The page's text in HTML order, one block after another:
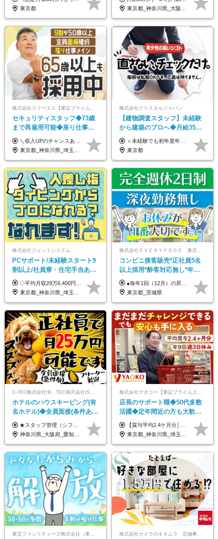
50代活躍/S102
東京都
給取得日数14.9日
東京都_神奈川県_大阪府_愛知県_北海道_宮城県_静岡県_京都府_広島県_福岡県
株式会社スリーエス【東証プライム上場グループ】
セキュリティスタッフ◆73歳
まで再雇用可能◆座り仕事中
心◆東証プライム上場G◆応
募者全員面接◆賞与年2回
＼収入UPのチャンスあり◎昇給も可能です！／ ◆正社員 月給(地域による）＋グレード手当、深夜手当、残業代（全額支給）等の各種手当＋賞与年2回 ＜東京都／神奈川県（横浜市）＞ 月給21万4000円～27万円 ＜埼玉県／千葉県＞ 月給19万90000円～25万1000円 ＜栃木県／茨城県／山梨県＞ 月給18万4000円～23万6000円 【試用期間】 正社員：3ヵ月 アルバイト：なし ※試用期間と本採用後の給与・待遇に差異はありません ※グレード手当、深夜手当の詳細額は面接にてご案内させていただきます ※正社員は60歳定年のため、60代の方は嘱託社員での採用です。給与条件は嘱託給与となり、退職金と賞与がありません ＼正社員は「グレード認定制」という評価あり！制度勤続年数等に応じて入社時から手当を支給／ ◆グレードI：＋2000円（入社時～） ◆グレードII：＋5000円（在籍1年以上＆当社基準に当てはまる方） ◆グレードIII：＋1万円（社内試験の合格者） ◆アルバイト・パート 東京都:時給1226円 神奈川県:時給1225円 千葉県：時給1140円 埼玉県:時給1141円 栃木県:1068円 茨城県:1074円 山梨県:1052円
東京都_神奈川県_埼玉県_千葉県_茨城県_栃木県_山梨県
株式会社クリスタルジャパン
【建物調査スタッフ】未経験
から建築のプロへ◆月給35万
円～＋賞与年2回◆官公庁・
UR直取引◆残業月10h
＜未経験でも初年度年収490万円～＞ ◆月給35万円～65万円＋賞与年2回（7月・12月） 【なぜ未経験に35万円を払えるのか】 UR都市機構様・日本郵政様・官公庁との直取引で中間マージンがなく、修繕・緊急対応だけで年4,000～5,000件。仕事が途切れない基盤があるため、調査を担う人材に相応の給与を支払えます。 【昇給について】 年齢や社歴ではなく、成長と貢献に応じて昇給する仕組みです。1回の昇給で年収100万円UPした社員もいます。 ※経験・スキルに応じて加給・優遇いたします ※試用期間3ヶ月（その間の給与・待遇に差異はありません） ※上記月給には、固定残業代（月45時間分／8.8万円～16.5万円）を含みます。超過分は別途全額支給します ※実際の残業は月平均10時間程度です。固定残業代は残業の有無にかかわらず全額支給します 【固定残業代について】 固定残業45時間分（88,000円～165,000円）を含む ※超過分は別途全額支給
東京都
株式会社ジェットシステム
PCサポート/未経験スタート9
割以上/社員寮・住宅手当あり/
正社員デビューOK/20代～30
代活躍中/全国募集
◇平均月収29万6,400円(各種手当含む) ◇住宅手当⇒最大家賃の半額支給 ◇賞与年2回支給 ■月給22万5,000円以上＋地域手当＋時間外手当＋住宅手当＋家族手当 ※経験やスキルに応じて給与を決定します ※試用期間2ヶ月あり（期間内は時給1,060円以上となります） └地域により上がる可能性があり／例：東京都時給1,370円 └その他待遇に差異なし ＜モデル月収例＞ 1年目：296,400円 3年目：320,000円 【固定残業代について】 なし（残業代は、実際の労働時間に応じて別途全額支給）
東京都_神奈川県_埼玉県_千葉県_大阪府_愛知県_北海道_青森県_岩手県_宮城県_秋田県_山形県_福島県_茨城県_群馬県_新潟県_山梨県_長野県_富山県_石川県_静岡県_岐阜県_三重県_兵庫県_京都府_滋賀県_奈良県_和歌山県_広島県_岡山県_鳥取県_島根県_山口県_徳島県_香川県_愛媛県_高知県_福岡県_熊本県_佐賀県_長崎県_大分県_宮崎県_沖縄県
コンビニ接客販売*正社員5名
以上採用*酔客対応無し*年休
120日～*創業59年の安定基盤*
コンビニ経験者優遇
●毎年1回（12月）の昇給で給与にしっかり反映！ ●賞与年2回あり（6月・12月） 月給26万円＋賞与年2回＋交通費全額支給 役職の有無にかかわらず、日々の頑張りは正当に評価します！ リーダー・店長昇格後は等級に合わせて給与UP＋役職手当があるので、 納得感を持って働くことができます◎ ※経験・スキルを考慮の上、決定します ※上記金額には固定残業代（21時間分・3万7300円以上）を含みます。超過分は別途全額支給します ※試用期間3ヶ月間あり（期間中の給与・待遇に差異はありません）
東京都_茨城県
ホテルのハウスキーピング(有
名ホテル)◆全員面接(条件あ
り)◆未経験OK◆リゾート地
も選べる◆月25万円
★スタッフ管理（シフト調整など）の経験があれば【月給28万円以上】 ★賞与支給実績：基本給の2ヶ月分～3ヶ月分 ＝＝ライフスタイルに合わせて働き方を選べます＝＝ ■正社員 ＜未経験者＞月給25万円(寮なしの場合)～35万円＋賞与年2回 ＜経験者＞月給28万円～35万円＋賞与年2回 ※寮をご利用の場合は月給22万円～ ※経験やスキルに応じて決定します ※残業代全額支給 ※試用期間（3ヶ月間）中の雇用形態や待遇に差異はありません ※正社員の場合、転勤の可能性あり ■契約社員 月給22万円～＋残業代全額支給 ※契約社員の場合、賞与の支給および転勤の可能性はありません ※勤務時間や勤務日数の希望があればご相談に応じます ※試用期間なし ※契約の更新 有(勤務状況により判断する) 更新上限 有(通算契約期間の上限 1年/更新回数の上限 なし)
神奈川県_大阪府_愛知県_北海道_兵庫県_京都府_広島県_福岡県_大分県_宮崎県_鹿児島県_沖縄県
店長のサポート職◆50代多数
活躍◆定年間近の方も大歓
迎！◆出勤はお昼から◆平均
賞与2.4ヶ月分◆残業少なめ
【賞与平均2.4ケ月分│決算賞与も20年以上連続で支給中！】 ＜月収例＞ 月収29万円（地域限定正社員／残業代・各種手当含む） 月収26万円（契約社員／残業代・各種手当含む） ◆月給：月給258,400円～361,500円＋残業代＋各種手当 ※給与は前職での経験、スキルを考慮し、決定します ※残業代は全額支給します ※契約社員としてご入社いただく方は、賞与額に差異あり。詳細は面接でお話しします ※試用期間3ヶ月あり。条件に変更はありません ※契約社員の場合：契約期間12カ月（更新あり） ※60歳未満でご入社いただいた方も、60歳になったタイミングで雇用形態は契約社員に切り替えとなります。
東京都_神奈川県_埼玉県_千葉県_茨城県_栃木県_群馬県
東宝ファシリティーズ株式会社（東宝株式会社100％出資） 株式会社カメラのキタムラ 店舗事業部【カメラのキタムラ】